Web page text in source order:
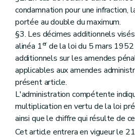
condamnation pour une infraction,
portée au double du maximum.
§3. Les décimes additionnels
alinéa 1erde la loi du 5 mars
additionnels sur les amendes
applicables aux amendes
présent article.
L'administration compétente
multiplication en vertu de la loi
ainsi que le chiffre qui résulte de
Cet article entrera en vigueur le